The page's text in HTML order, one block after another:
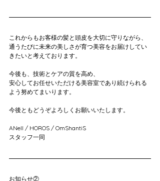
これからもお客様の髪と頭皮を大切に守りながら、
通うたびに未来の美しさが育つ美容をお届けしてい
きたいと考えております。
今後も、技術とケアの質を高め、
安心してお任せいただける美容室であり続けられる
よう努めてまいります。
今後ともどうぞよろしくお願いいたします。
ANell / HOROS / OmShantiS
スタッフ一同
お知らせ②